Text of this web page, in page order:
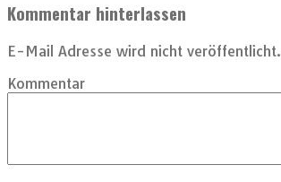
Kommentar hinterlassen
E-Mail Adresse wird nicht veröffentlicht.
Kommentar